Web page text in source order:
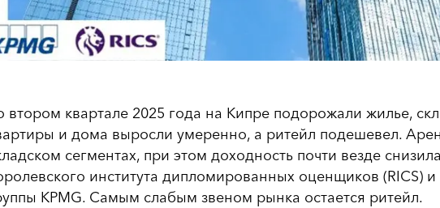
втором квартале 2025 года на Кипре подорожали жилье,
и дома выросли умеренно, а ритейл подешевел.
сегментах, при этом доходность почти везде
института дипломированных оценщиков (RICS)
KPMG. Самым слабым звеном рынка остается ритейл.